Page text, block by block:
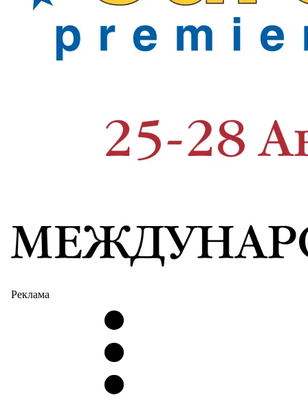
Реклама